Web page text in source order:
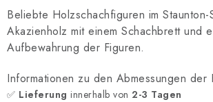
Beliebte Holzschachfiguren im Staunton-
Akazienholz mit einem Schachbrett und
Aufbewahrung der Figuren.
Informationen zu den Abmessungen der
✅ Lieferung innerhalb von 2-3 Tagen